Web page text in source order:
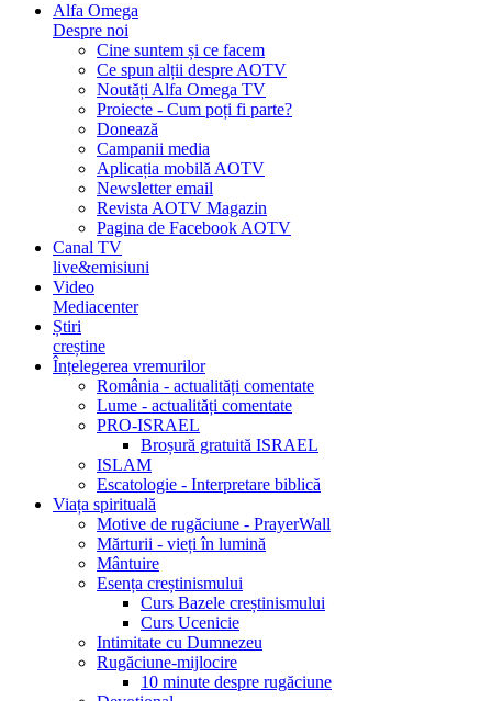
Alfa Omega
Despre noi
Cine suntem și ce facem
Ce spun alții despre AOTV
Noutăți Alfa Omega TV
Proiecte - Cum poți fi parte?
Donează
Campanii media
Aplicația mobilă AOTV
Newsletter email
Revista AOTV Magazin
Pagina de Facebook AOTV
Canal TV
live&emisiuni
Video
Mediacenter
Știri
creștine
Înțelegerea vremurilor
România - actualități comentate
Lume - actualități comentate
PRO-ISRAEL
Broșură gratuită ISRAEL
ISLAM
Escatologie - Interpretare biblică
Viața spirituală
Motive de rugăciune - PrayerWall
Mărturii - vieți în lumină
Mântuire
Esența creștinismului
Curs Bazele creștinismului
Curs Ucenicie
Intimitate cu Dumnezeu
Rugăciune-mijlocire
10 minute despre rugăciune